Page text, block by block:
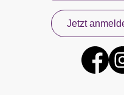
Jetzt